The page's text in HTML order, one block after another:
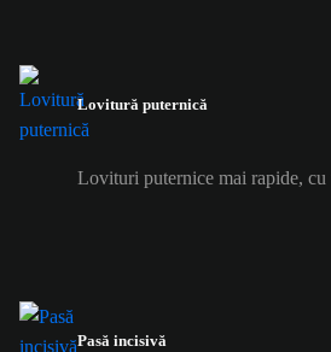
Lovitură puternică
Lovituri puternice mai rapide, cu
Pasă incisivă